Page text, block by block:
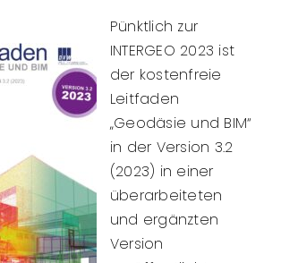
Nachwuchsförderung
Kompetenzpools
Über Uns
Aktivitätenkatalog
Pünktlich zur
INTERGEO 2023 ist
der kostenfreie
Leitfaden
„Geodäsie und BIM“
in der Version 3.2
(2023) in einer
überarbeiteten
und ergänzten
Version